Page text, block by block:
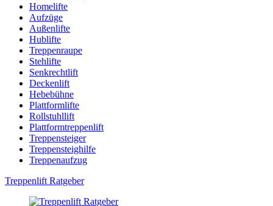
Homelifte
Aufzüge
Außenlifte
Hublifte
Treppenraupe
Stehlifte
Senkrechtlift
Deckenlift
Hebebühne
Plattformlifte
Rollstuhllift
Plattformtreppenlift
Treppensteiger
Treppensteighilfe
Treppenaufzug
Treppenlift Ratgeber